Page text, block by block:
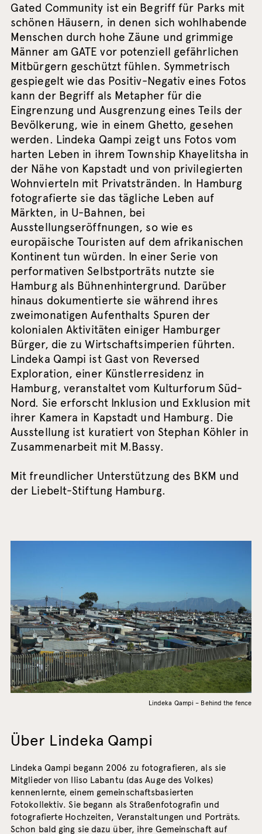
Gated Community ist ein Begriff für Parks mit
schönen Häusern, in denen sich wohlhabende
Menschen durch hohe Zäune und grimmige
Männer am GATE vor potenziell gefährlichen
Mitbürgern geschützt fühlen. Symmetrisch
gespiegelt wie das Positiv-Negativ eines Fotos
kann der Begriff als Metapher für die
Eingrenzung und Ausgrenzung eines Teils der
Bevölkerung, wie in einem Ghetto, gesehen
werden. Lindeka Qampi zeigt uns Fotos vom
harten Leben in ihrem Township Khayelitsha in
der Nähe von Kapstadt und von privilegierten
Wohnvierteln mit Privatstränden. In Hamburg
fotografierte sie das tägliche Leben auf
Märkten, in U-Bahnen, bei
Ausstellungseröffnungen, so wie es
europäische Touristen auf dem afrikanischen
Kontinent tun würden. In einer Serie von
performativen Selbstporträts nutzte sie
Hamburg als Bühnenhintergrund. Darüber
hinaus dokumentierte sie während ihres
zweimonatigen Aufenthalts Spuren der
kolonialen Aktivitäten einiger Hamburger
Bürger, die zu Wirtschaftsimperien führten.
Lindeka Qampi ist Gast von Reversed
Exploration, einer Künstlerresidenz in
Hamburg, veranstaltet vom Kulturforum Süd-
Nord. Sie erforscht Inklusion und Exklusion mit
ihrer Kamera in Kapstadt und Hamburg. Die
Ausstellung ist kuratiert von Stephan Köhler in
Zusammenarbeit mit M.Bassy.
Mit freundlicher Unterstützung des BKM und
der Liebelt-Stiftung Hamburg.
Lindeka Qampi – Behind the fence
Über Lindeka Qampi
Lindeka Qampi begann 2006 zu fotografieren, als sie
Mitglieder von Iliso Labantu (das Auge des Volkes)
kennenlernte, einem gemeinschaftsbasierten
Fotokollektiv. Sie begann als Straßenfotografin und
fotografierte Hochzeiten, Veranstaltungen und Porträts.
Schon bald ging sie dazu über, ihre Gemeinschaft auf